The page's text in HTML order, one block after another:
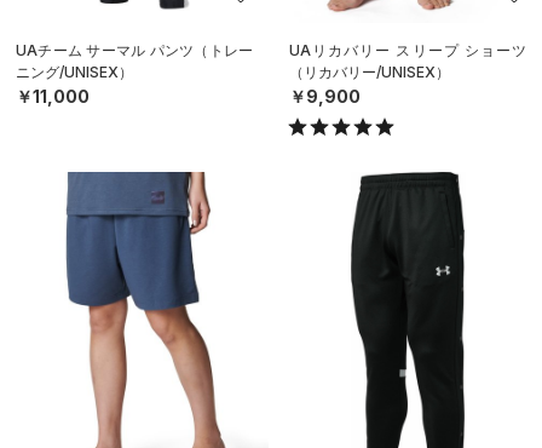
UAチーム サーマル パンツ（トレー
ニング/UNISEX）
￥11,000
UAリカバリー スリープ ショーツ
（リカバリー/UNISEX）
￥9,900